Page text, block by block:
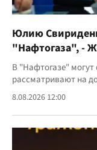
Юлию
"Нафтогаза", -
В "Нафтогазе" могут
рассматривают на
8.08.2026 12:00